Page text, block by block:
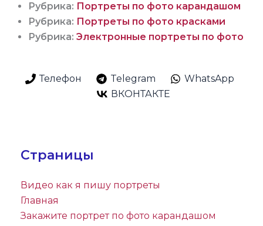
Рубрика: Портреты по фото карандашом
Рубрика: Портреты по фото красками
Рубрика: Электронные портреты по фото
Телефон Telegram
WhatsApp
ВКОНТАКТЕ
Страницы
Видео как я пишу портреты
Главная
Закажите портрет по фото карандашом